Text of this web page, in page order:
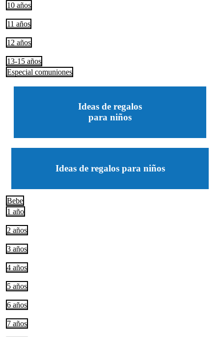
10 años
11 años
12 años
13-15 años
Especial comuniones
Ideas de regalos
para niños
Ideas de regalos para niños
Bebe
1 año
2 años
3 años
4 años
5 años
6 años
7 años